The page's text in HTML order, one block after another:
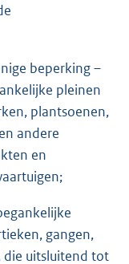
beperking –
pleinen
plantsoenen,
andere
en
gangen,
die uitsluitend tot